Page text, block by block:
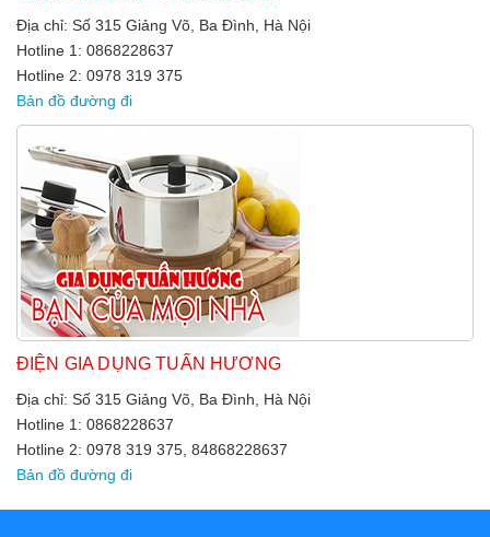
Địa chỉ: Số 315 Giảng Võ, Ba Đình, Hà Nội
Hotline 1: 0868228637
Hotline 2: 0978 319 375
Bản đồ đường đi
ĐIỆN GIA DỤNG TUẤN HƯƠNG
Địa chỉ: Số 315 Giảng Võ, Ba Đình, Hà Nội
Hotline 1: 0868228637
Hotline 2: 0978 319 375, 84868228637
Bản đồ đường đi